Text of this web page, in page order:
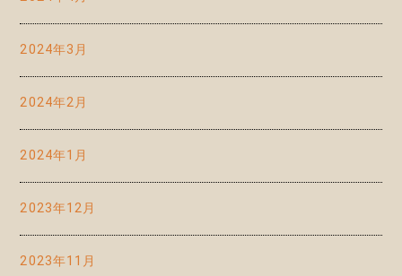
2024年3月
2024年2月
2024年1月
2023年12月
2023年11月